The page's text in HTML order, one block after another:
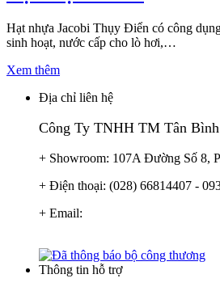
Hạt nhựa Jacobi Thụy Điển có công
sinh hoạt, nước cấp cho lò hơi,…
Xem thêm
Địa chỉ liên hệ
Công Ty TNHH TM Tân Bình
+ Showroom: 107A Đường Số 8,
+ Điện thoại: (028) 66814407 -
+ Email:
Thông tin hỗ trợ